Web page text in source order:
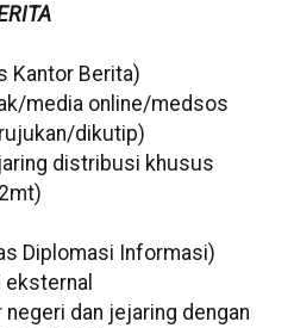
Kantor Berita)
media online/medsos
dikutip)
distribusi khusus
Diplomasi Informasi)
dan jejaring dengan